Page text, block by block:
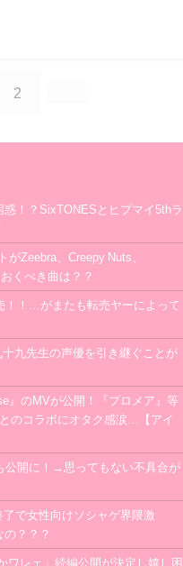
2
惑！？SixTONESとヒプマイ5thラ
がZeebra、Creepy Nuts、
くべき曲は？？
！！…がまたも転売ヤーによって
十九先生の声優を引き継ぐことが
』のMVが公開！『プロメア』等
のコラボにオタク感涙…【アイ
公開に！→思ってもない不具合が
で女性向けソシャゲ界隈激
の？？？
ワレェ」続編公開が決定し嬉し困